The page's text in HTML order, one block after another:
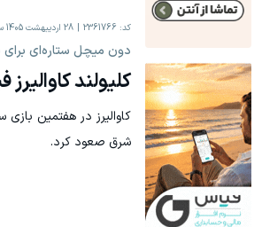
کد: 2361766 28 اردیبهشت 1405 ساعت 14:44
دون میچل ستاره‌ای برای
کلیولند
کاوالیرز در هفتمین
شرق صعود کرد.